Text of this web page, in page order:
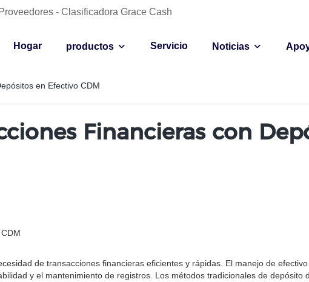
- Clasificadora Grace Cash
Hogar productos Servicio Noticias
en Efectivo CDM
Financieras con
de transacciones financieras eficientes y rápidas. El manejo de
y el mantenimiento de registros. Los métodos tradicionales de depósito